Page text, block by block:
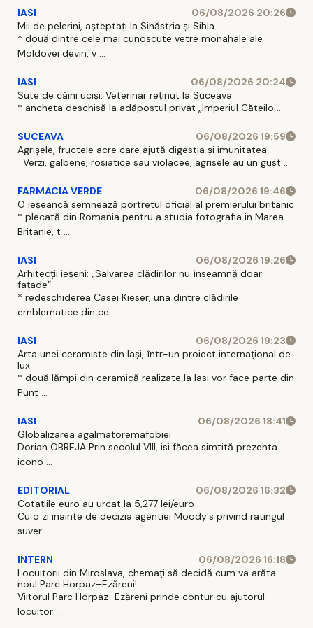
IASI
06/08/2026 20:26
Mii de pelerini, așteptați la Sihăstria și Sihla
* două dintre cele mai cunoscute vetre monahale ale
Moldovei devin, v ...
IASI
06/08/2026 20:24
Sute de câini uciși. Veterinar reținut la Suceava
* ancheta deschisă la adăpostul privat „Imperiul Căteilo ...
SUCEAVA
06/08/2026 19:59
Agrișele, fructele acre care ajută digestia și imunitatea
Verzi, galbene, rosiatice sau violacee, agrisele au un gust ...
FARMACIA VERDE
06/08/2026 19:46
O ieșeancă semnează portretul oficial al premierului britanic
* plecată din Romania pentru a studia fotografia in Marea
Britanie, t ...
IASI
06/08/2026 19:26
Arhitecții ieșeni: „Salvarea clădirilor nu înseamnă doar
fațade”
* redeschiderea Casei Kieser, una dintre clădirile
emblematice din ce ...
IASI
06/08/2026 19:23
Arta unei ceramiste din Iași, într-un proiect internațional de
lux
* două lămpi din ceramică realizate la Iasi vor face parte din
Punt ...
IASI
06/08/2026 18:41
Globalizarea agalmatoremafobiei
Dorian OBREJA Prin secolul VIII, isi făcea simtită prezenta
icono ...
EDITORIAL
06/08/2026 16:32
Cotațiile euro au urcat la 5,277 lei/euro
Cu o zi inainte de decizia agentiei Moody's privind ratingul
suver ...
INTERN
06/08/2026 16:18
Locuitorii din Miroslava, chemați să decidă cum va arăta
noul Parc Horpaz–Ezăreni!
Viitorul Parc Horpaz–Ezăreni prinde contur cu ajutorul
locuitor ...